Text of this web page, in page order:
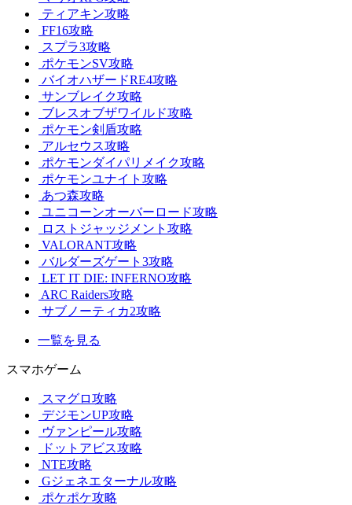
ティアキン攻略
FF16攻略
スプラ3攻略
ポケモンSV攻略
バイオハザードRE4攻略
サンブレイク攻略
ブレスオブザワイルド攻略
ポケモン剣盾攻略
アルセウス攻略
ポケモンダイパリメイク攻略
ポケモンユナイト攻略
あつ森攻略
ユニコーンオーバーロード攻略
ロストジャッジメント攻略
VALORANT攻略
バルダーズゲート3攻略
LET IT DIE: INFERNO攻略
ARC Raiders攻略
サブノーティカ2攻略
一覧を見る
スマホゲーム
スマグロ攻略
デジモンUP攻略
ヴァンピール攻略
ドットアビス攻略
NTE攻略
Gジェネエターナル攻略
ポケポケ攻略